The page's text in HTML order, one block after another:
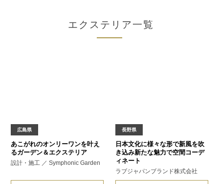
エクステリア一覧
広島県
あこがれのオンリーワンを叶え
るガーデン＆エクステリア
設計・施工 ／ Symphonic Garden
長野県
日本文化に様々な形で新風を吹
き込み新たな魅力で空間コーデ
ィネート
ラブジャパンブランド株式会社